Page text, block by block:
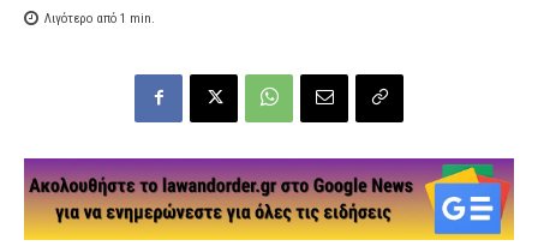
Λιγότερο από 1 min.